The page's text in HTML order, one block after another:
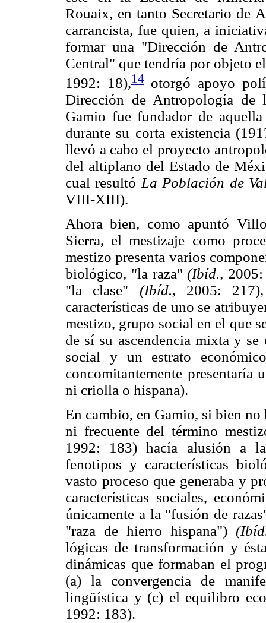
Rouaix, en tanto Secretario de
carrancista, fue quien, a
formar una "Dirección de
Central" que tendría por objeto
1992: 18),14otorgó apoyo
Dirección de Antropología de
Gamio fue fundador de
durante su corta existencia
llevó a cabo el proyecto
del altiplano del Estado de
cual resultó La Población de
VIII-XIII).
Ahora bien, como apuntó
Sierra, el mestizaje como
mestizo presenta varios
biológico, "la raza"(Ibíd.,
"la clase" (Ibíd., 2005:
características de uno se
mestizo, grupo social en el que
de sí su ascendencia mixta y
social y un estrato
concomitantemente presentaría
ni criolla o hispana).
En cambio, en Gamio, si bien
ni frecuente del término
1992: 183) hacía alusión a
fenotipos y características
vasto proceso que generaba y
características sociales,
únicamente a la "fusión de
"raza de hierro hispana")
lógicas de transformación y
dinámicas que formaban el
(a) la convergencia de
lingüística y (c) el equilibro
1992: 183).